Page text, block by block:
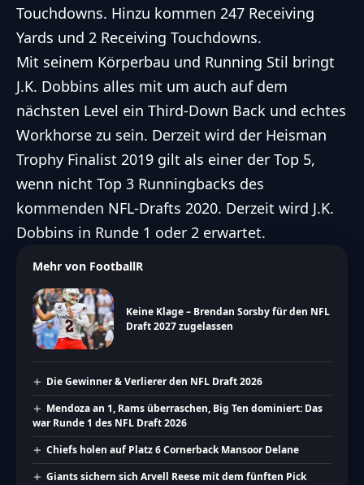
Touchdowns. Hinzu kommen 247 Receiving
Yards und 2 Receiving Touchdowns.
Mit seinem Körperbau und Running Stil bringt
J.K. Dobbins alles mit um auch auf dem
nächsten Level ein Third-Down Back und echtes
Workhorse zu sein. Derzeit wird der Heisman
Trophy Finalist 2019 gilt als einer der Top 5,
wenn nicht Top 3 Runningbacks des
kommenden NFL-Drafts 2020. Derzeit wird J.K.
Dobbins in Runde 1 oder 2 erwartet.
Mehr von FootballR
Keine Klage – Brendan Sorsby für den NFL
Draft 2027 zugelassen
Die Gewinner & Verlierer den NFL Draft 2026
Mendoza an 1, Rams überraschen, Big Ten dominiert: Das
war Runde 1 des NFL Draft 2026
Chiefs holen auf Platz 6 Cornerback Mansoor Delane
Giants sichern sich Arvell Reese mit dem fünften Pick